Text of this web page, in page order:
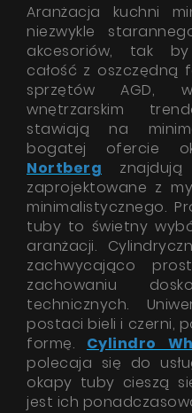
Aranżacja kuchni
niezwykle
akcesoriów, tak
całość z oszczędną
sprzętów AGD,
wnętrzarskim
stawiają na
bogatej ofercie
Nortberg
zaprojektowane z
minimalistycznego.
tuby to świetny
aranżacji.
zachwycająco
zachowaniu
technicznych.
postaci bieli i czerni,
formę. Cylindro
polecaja się do
okapy tuby cieszą
jest ich